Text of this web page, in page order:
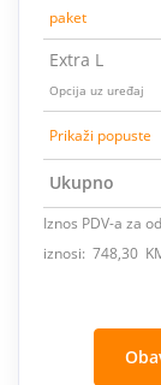
paket
Extra L
Opcija uz uređaj
Prikaži popuste
Ukupno
Iznos PDV-a za
iznosi: 748,30